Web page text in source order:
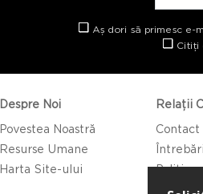
Aș dori să primesc e-
Citiți
Despre Noi
Povestea Noastră
Resurse Umane
Harta Site-ului
Relații
Contact
Politica